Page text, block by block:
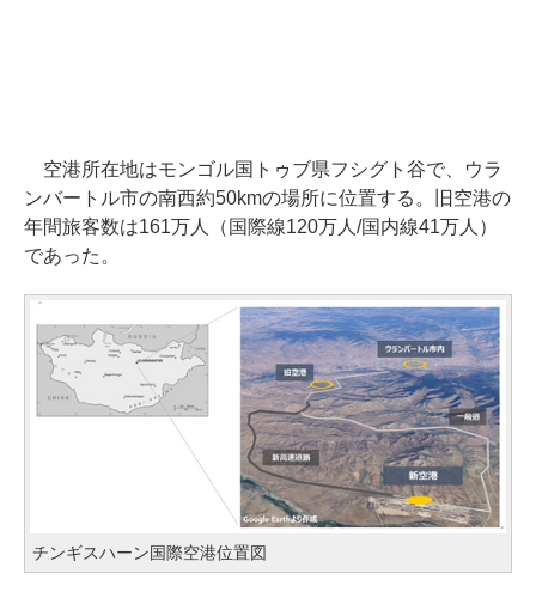
空港所在地はモンゴル国トゥブ県フシグト谷で、ウラ
ンバートル市の南西約50kmの場所に位置する。旧空港の
年間旅客数は161万人（国際線120万人/国内線41万人）
であった。
チンギスハーン国際空港位置図